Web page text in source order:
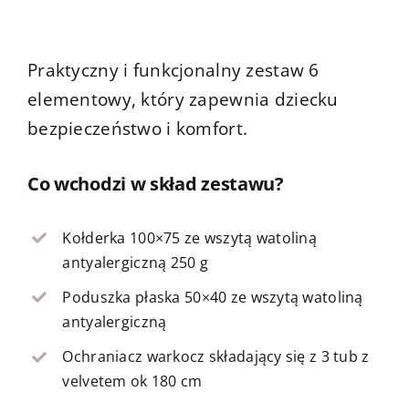
Praktyczny i funkcjonalny zestaw 6
elementowy, który zapewnia dziecku
bezpieczeństwo i komfort.
Co wchodzi w skład zestawu?
Kołderka 100×75 ze wszytą watoliną
antyalergiczną 250 g
Poduszka płaska 50×40 ze wszytą watoliną
antyalergiczną
Ochraniacz warkocz składający się z 3 tub z
velvetem ok 180 cm